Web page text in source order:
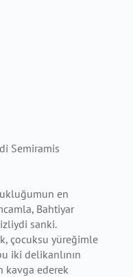
Semiramis
en
Bahtiyar
sanki.
çocuksu yüreğimle
iki delikanlının
kavga ederek